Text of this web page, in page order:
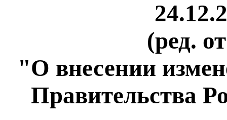
(ред.
"О внесении
Правительства